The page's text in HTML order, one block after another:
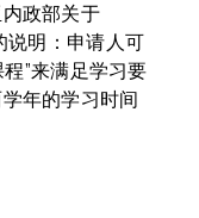
政部关于
明：申请人可
”来满足学习要
年的学习时间